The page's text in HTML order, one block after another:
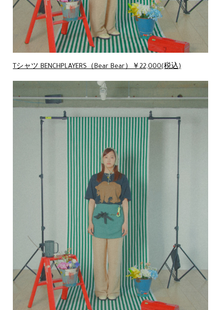
Tシャツ BENCHPLAYERS（Bear Bear）￥22,000(税込)